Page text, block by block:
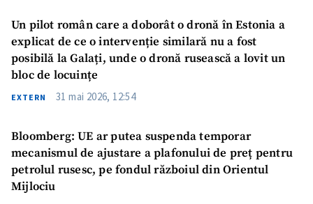
Trimite o informație
Despre ZdG
in English
на русском
Un pilot român care a doborât o dronă în Estonia a
explicat de ce o intervenție similară nu a fost
posibilă la Galați, unde o dronă rusească a lovit un
bloc de locuințe
EXTERN 31 mai 2026, 12:54
Bloomberg: UE ar putea suspenda temporar
mecanismul de ajustare a plafonului de preț pentru
petrolul rusesc, pe fondul războiul din Orientul
Mijlociu